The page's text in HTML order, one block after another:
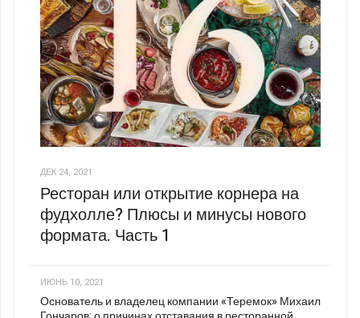
ДЕК 24, 2021
Ресторан или открытие корнера на
фудхолле? Плюсы и минусы нового
формата. Часть 1
ИЮНЬ 10, 2021
Основатель и владелец компании «Теремок» Михаил